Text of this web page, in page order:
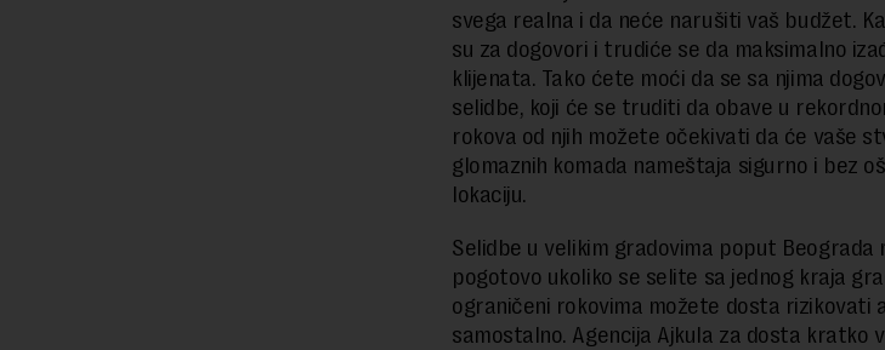
svega realna i da neće narušiti vaš budžet.
su za dogovori i trudiće se da maksimalno
klijenata. Tako ćete moći da se sa njima
selidbe, koji će se truditi da obave u
rokova od njih možete očekivati da će vaše
glomaznih komada nameštaja sigurno i bez
lokaciju.
Selidbe u velikim gradovima poput Beograda
pogotovo ukoliko se selite sa jednog kraja
ograničeni rokovima možete dosta rizikovati
samostalno. Agencija Ajkula za dosta kratko